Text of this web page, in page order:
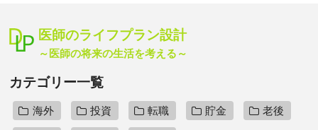
医師のライフプラン設計
～医師の将来の生活を考える～
カテゴリー一覧
海外 投資 転職 貯金 老後